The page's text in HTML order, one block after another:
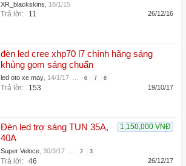
XR_blackskins 18/1/15
Trả lời: 11 26/12/16
đèn led cree xhp70 l7 chính hãng sáng
khủng gom sáng chuẩn
led oto xe may 14/1/17 ... 6 7 8
Trả lời: 153 19/10/17
1,150,000 VNĐ
Đèn led trợ sáng TUN 35A,
40A
Super Veloce 30/3/17 ... 2 3
Trả lời: 46 26/12/17